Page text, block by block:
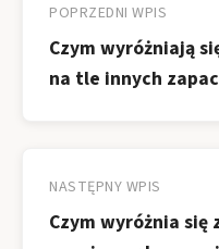
wpisu
POPRZEDNI WPIS
Czym wyróżniają
na tle innych
NASTĘPNY WPIS
Czym wyróżnia się